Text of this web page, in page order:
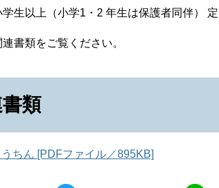
生以上（小学1・2 年生は保護者同伴）
書類をご覧ください。
類
ちん [PDFファイル／895KB]